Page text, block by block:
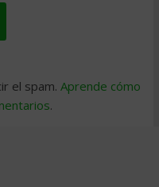
el spam. Aprende cómo
.